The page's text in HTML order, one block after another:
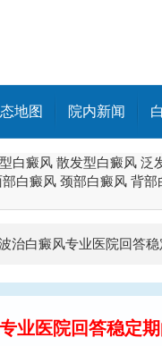
地图 院内新闻
白癜风 散发型白癜风 泛
部白癜风 颈部白癜风 背部
治白癜风专业医院回答
业医院回答稳定